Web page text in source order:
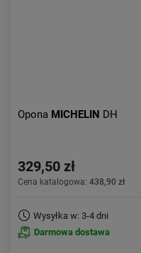
Opona MICHELIN DH
329,50 zł
Cena katalogowa: 438,90 zł
Wysyłka w: 3-4 dni
Darmowa dostawa